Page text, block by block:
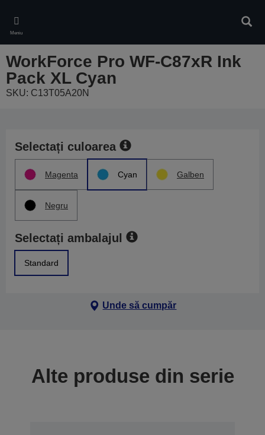
main
content
Meniu
WorkForce Pro WF-C87xR Ink
Pack XL Cyan
SKU: C13T05A20N
Selectați culoarea
Magenta Cyan Galben
Negru
Selectați ambalajul
Standard
Unde să cumpăr
Alte produse din serie